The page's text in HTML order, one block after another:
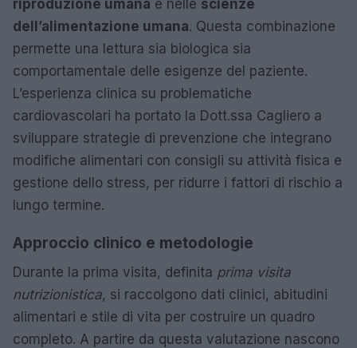
riproduzione umana e nelle scienze
dell’alimentazione umana. Questa combinazione
permette una lettura sia biologica sia
comportamentale delle esigenze del paziente.
L’esperienza clinica su problematiche
cardiovascolari ha portato la Dott.ssa Cagliero a
sviluppare strategie di prevenzione che integrano
modifiche alimentari con consigli su attività fisica e
gestione dello stress, per ridurre i fattori di rischio a
lungo termine.
Approccio clinico e metodologie
Durante la prima visita, definita prima visita
nutrizionistica, si raccolgono dati clinici, abitudini
alimentari e stile di vita per costruire un quadro
completo. A partire da questa valutazione nascono